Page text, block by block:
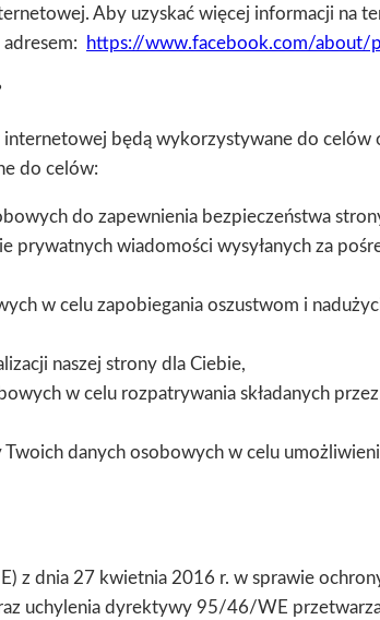
Aby uzyskać więcej informacji na
https://www.facebook.com/about/
internetowej będą wykorzystywane do
do celów:
do zapewnienia bezpieczeństwa
wiadomości wysyłanych za
w celu zapobiegania oszustwom i
naszej strony dla Ciebie,
w celu rozpatrywania składanych
danych osobowych w celu
z dnia 27 kwietnia 2016 r. w sprawie
uchylenia dyrektywy 95/46/WE